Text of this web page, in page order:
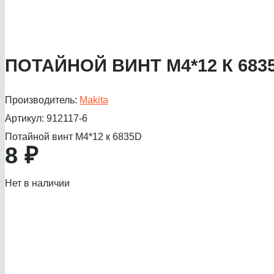
ПОТАЙНОЙ ВИНТ M4*12 К
Производитель: Makita
Артикул: 912117-6
Потайной винт M4*12 к 6835D
8 ₽
Нет в наличии